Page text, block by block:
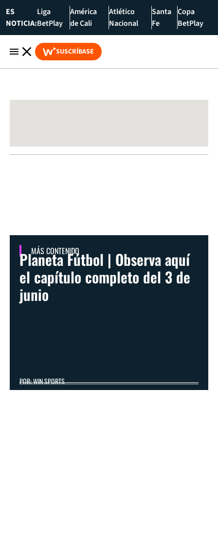
ES
NOTICIA:
Liga
BetPlay
América
de Cali
Atlético
Nacional
Santa
Fe
Copa
BetPlay
SUSCRÍBASE
MÁS CONTENIDO
Planeta Fútbol | Observa aquí
el capítulo completo del 3 de
junio
POR: WIN SPORTS